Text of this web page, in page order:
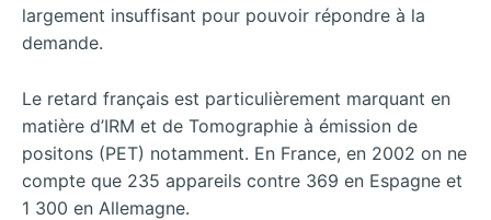
largement insuffisant pour pouvoir répondre à la
demande.
Le retard français est particulièrement marquant en
matière d’IRM et de Tomographie à émission de
positons (PET) notamment. En France, en 2002 on ne
compte que 235 appareils contre 369 en Espagne et
1 300 en Allemagne.